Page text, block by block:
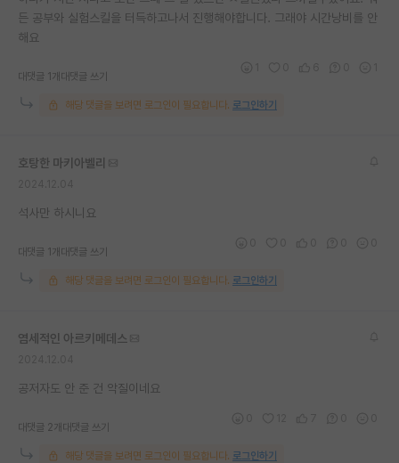
든 공부와 실험스킬을 터득하고나서 진행해야합니다. 그래야 시간낭비를 안
해요
대댓글 1개 대댓글 쓰기
해당 댓글을 보려면 로그인이 필요합니다. 로그인하기
호탕한 마키아벨리
석사만 하시니요
대댓글 1개 대댓글 쓰기
해당 댓글을 보려면 로그인이 필요합니다. 로그인하기
염세적인 아르키메데스
공저자도 안 준 건 악질이네요
대댓글 2개 대댓글 쓰기
해당 댓글을 보려면 로그인이 필요합니다. 로그인하기